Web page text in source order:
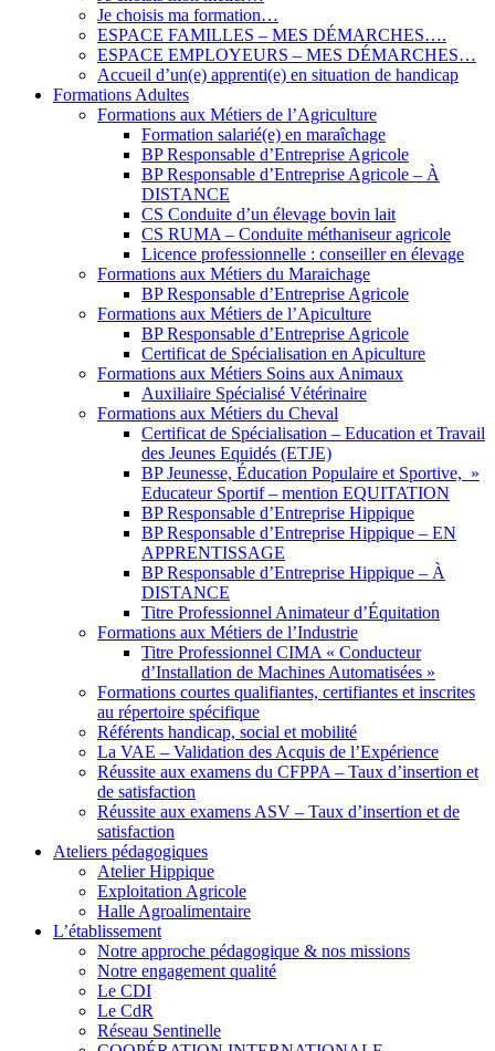
Je choisis ma formation…
ESPACE FAMILLES – MES DÉMARCHES….
ESPACE EMPLOYEURS – MES DÉMARCHES…
Accueil d’un(e) apprenti(e) en situation de handicap
Formations Adultes
Formations aux Métiers de l’Agriculture
Formation salarié(e) en maraîchage
BP Responsable d’Entreprise Agricole
BP Responsable d’Entreprise Agricole – À
DISTANCE
CS Conduite d’un élevage bovin lait
CS RUMA – Conduite méthaniseur agricole
Licence professionnelle : conseiller en élevage
Formations aux Métiers du Maraichage
BP Responsable d’Entreprise Agricole
Formations aux Métiers de l’Apiculture
BP Responsable d’Entreprise Agricole
Certificat de Spécialisation en Apiculture
Formations aux Métiers Soins aux Animaux
Auxiliaire Spécialisé Vétérinaire
Formations aux Métiers du Cheval
Certificat de Spécialisation – Education et Travail
des Jeunes Equidés (ETJE)
BP Jeunesse, Éducation Populaire et Sportive, »
Educateur Sportif – mention EQUITATION
BP Responsable d’Entreprise Hippique
BP Responsable d’Entreprise Hippique – EN
APPRENTISSAGE
BP Responsable d’Entreprise Hippique – À
DISTANCE
Titre Professionnel Animateur d’Équitation
Formations aux Métiers de l’Industrie
Titre Professionnel CIMA « Conducteur
d’Installation de Machines Automatisées »
Formations courtes qualifiantes, certifiantes et inscrites
au répertoire spécifique
Référents handicap, social et mobilité
La VAE – Validation des Acquis de l’Expérience
Réussite aux examens du CFPPA – Taux d’insertion et
de satisfaction
Réussite aux examens ASV – Taux d’insertion et de
satisfaction
Ateliers pédagogiques
Atelier Hippique
Exploitation Agricole
Halle Agroalimentaire
L’établissement
Notre approche pédagogique & nos missions
Notre engagement qualité
Le CDI
Le CdR
Réseau Sentinelle